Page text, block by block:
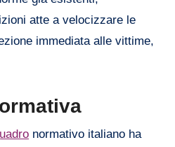
atte a velocizzare le
immediata alle vittime,
normativo italiano ha